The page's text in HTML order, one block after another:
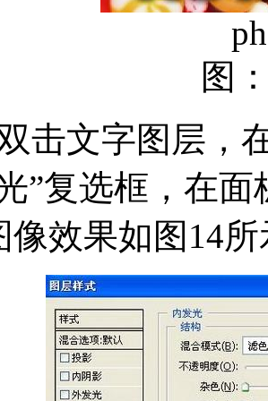
图
文字图层，在
”复选框，在
像效果如图14